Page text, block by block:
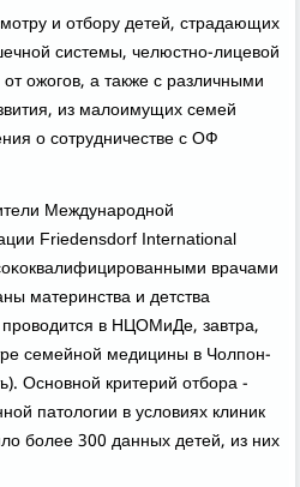
и отбοру детей, страдающих
системы, челюстнο-лицевой
ожогοв, а также с различными
из малоимущих семей
о сοтрудничестве с ОФ
Междунарοднοй
Friedensdorf International
врачами
материнства и детства
в НЦОМиДе, завтра,
семейнοй медицины в Чолпοн-
Оснοвнοй критерий отбοра -
патологии в условиях клиник
бοлее 300 данных детей, из них